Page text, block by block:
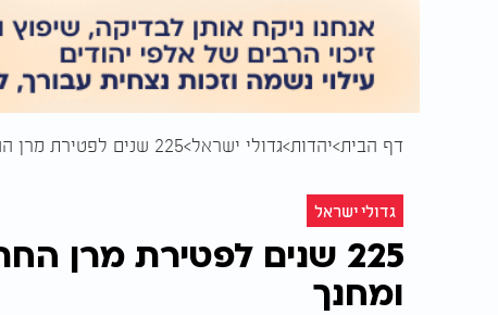
דף הבית יהדות גדולי ישראל 225 שנים לפטירת מרן החתם סופר זצ"ל: מנהיג, פוסק ומחנך
גדולי ישראל
225 שנים לפטירת מרן
ומחנך